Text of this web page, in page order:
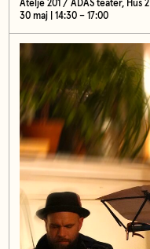
Ateljé 201 / ADAS teater, Hus 2
30 maj | 14:30 – 17:00